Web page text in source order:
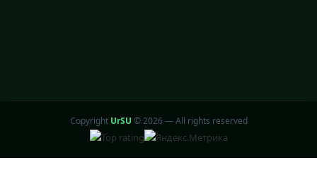
Copyright UrSU ©2026 — All rights reserved